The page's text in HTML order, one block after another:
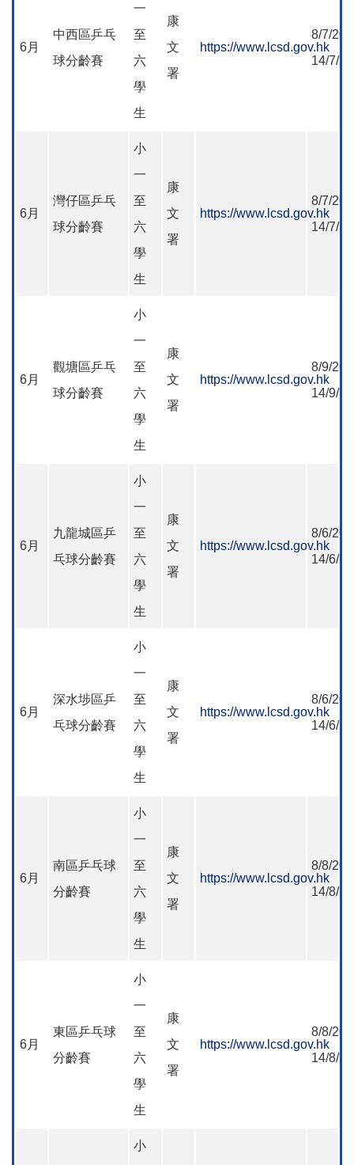
6月
中西區乒乓
球分齡賽
一
至
六
學
生
康
文
署
https://www.lcsd.gov.hk
8/7/
14/7/
6月
灣仔區乒乓
球分齡賽
小
一
至
六
學
生
康
文
署
https://www.lcsd.gov.hk
8/7/
14/7/
6月
觀塘區乒乓
球分齡賽
小
一
至
六
學
生
康
文
署
https://www.lcsd.gov.hk
8/9/
14/9/
6月
九龍城區乒
乓球分齡賽
小
一
至
六
學
生
康
文
署
https://www.lcsd.gov.hk
8/6/
14/6/
6月
深水埗區乒
乓球分齡賽
小
一
至
六
學
生
康
文
署
https://www.lcsd.gov.hk
8/6/
14/6/
6月
南區乒乓球
分齡賽
小
一
至
六
學
生
康
文
署
https://www.lcsd.gov.hk
8/8/
14/8/
6月
東區乒乓球
分齡賽
小
一
至
六
學
生
康
文
署
https://www.lcsd.gov.hk
8/8/
14/8/
小